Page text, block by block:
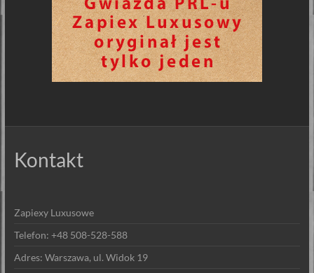
Kontakt
Zapiexy Luxusowe
Telefon: +48 508-528-588
Adres: Warszawa, ul. Widok 19